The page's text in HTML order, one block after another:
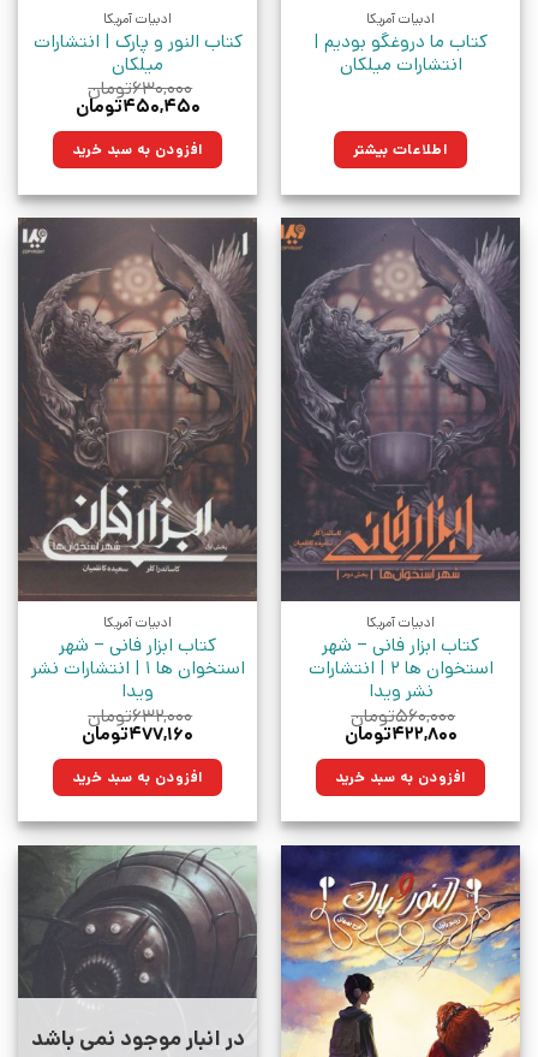
ادبیات آمریکا
کتاب ما دروغگو بودیم |
انتشارات میلکان
اطلاعات بیشتر
ادبیات آمریکا
کتاب النور و پارک | انتشارات
میلکان
۶۳۰,۰۰۰تومان
قیمت
۶۳۰,۰۰۰تومان
بود.
۴۵۰,۴۵۰تومان
۴۵۰,۴۵۰تومان. افزودن به سبد خرید
ادبیات آمریکا
کتاب ابزار فانی – شهر
استخوان ها 2 | انتشارات
نشر ویدا
۵۶۰,۰۰۰تومان
قیمت
۵۶۰,۰۰۰تومان
بود.
۴۲۲,۸۰۰تومان
۴۲۲,۸۰۰تومان.افزودن به سبد خرید
ادبیات آمریکا
کتاب ابزار فانی – شهر
استخوان ها 1 | انتشارات نشر
ویدا
۶۳۲,۰۰۰تومان
قیمت
۶۳۲,۰۰۰تومان
بود.
۴۷۷,۱۶۰تومان
۴۷۷,۱۶۰تومان.افزودن به سبد خرید
در انبار موجود نمی باشد